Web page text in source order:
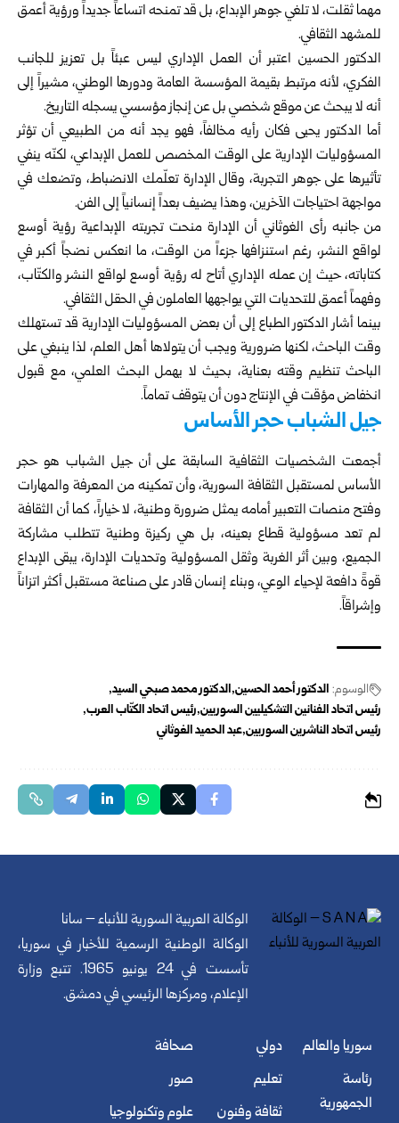
مهما ثقلت، لا تلغي جوهر الإبداع، بل قد تمنحه اتساعاً جديداً ورؤية أعمق
للمشهد الثقافي.
الدكتور الحسين اعتبر أن العمل الإداري ليس عبئاً بل تعزيز للجانب
الفكري، لأنه مرتبط بقيمة المؤسسة العامة ودورها الوطني، مشيراً إلى
أنه لا يبحث عن موقع شخصي بل عن إنجاز مؤسسي يسجله التاريخ.
أما الدكتور يحيى فكان رأيه مخالفاً، فهو يجد أنه من الطبيعي أن تؤثر
المسؤوليات الإدارية على الوقت المخصص للعمل الإبداعي، لكنّه ينفي
تأثيرها على جوهر التجربة، وقال الإدارة تعلّمك الانضباط، وتضعك في
مواجهة احتياجات الآخرين، وهذا يضيف بعداً إنسانياً إلى الفن.
من جانبه رأى الغوثاني أن الإدارة منحت تجربته الإبداعية رؤية أوسع
لواقع النشر، رغم استنزافها جزءاً من الوقت، ما انعكس نضجاً أكبر في
كتاباته، حيث إن عمله الإداري أتاح له رؤية أوسع لواقع النشر والكتّاب،
وفهماً أعمق للتحديات التي يواجهها العاملون في الحقل الثقافي.
بينما أشار الدكتور الطباع إلى أن بعض المسؤوليات الإدارية قد تستهلك
وقت الباحث، لكنها ضرورية ويجب أن يتولاها أهل العلم، لذا ينبغي على
الباحث تنظيم وقته بعناية، بحيث لا يهمل البحث العلمي، مع قبول
انخفاض مؤقت في الإنتاج دون أن يتوقف تماماً.
جيل الشباب حجر الأساس
أجمعت الشخصيات الثقافية السابقة على أن جيل الشباب هو حجر
الأساس لمستقبل الثقافة السورية، وأن تمكينه من المعرفة والمهارات
وفتح منصات التعبير أمامه يمثل ضرورة وطنية، لا خياراً، كما أن الثقافة
لم تعد مسؤولية قطاع بعينه، بل هي ركيزة وطنية تتطلب مشاركة
الجميع، وبين أثر الغربة وثقل المسؤولية وتحديات الإدارة، يبقى الإبداع
قوةً دافعة لإحياء الوعي، وبناء إنسان قادر على صناعة مستقبل أكثر اتزاناً
وإشراقاً.
الوسوم: الدكتور أحمد الحسين الدكتور محمد صبحي السيد
رئيس اتحاد الفنانين التشكيليين السوريين رئيس اتحاد الكتّاب العرب
رئيس اتحاد الناشرين السوريين عبد الحميد الغوثاني
الوكالة العربية السورية للأنباء – سانا
الوكالة الوطنية الرسمية للأخبار في سوريا،
تأسست في 24 يونيو 1965. تتبع وزارة
الإعلام، ومركزها الرئيسي في دمشق.
سوريا والعالم
رئاسة
الجمهورية
دولي
تعليم
ثقافة وفنون
صحافة
صور
علوم وتكنولوجيا